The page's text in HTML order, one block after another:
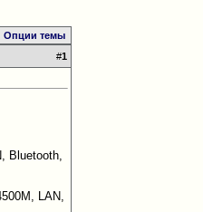
Опции темы
#1
Bluetooth,
LAN,